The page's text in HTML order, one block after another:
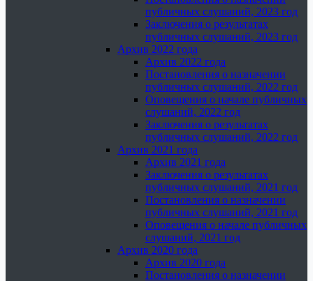
публичных слушаний, 2023 год
Заключения о результатах
публичных слушаний, 2023 год
Архив 2022 года
Архив 2022 года
Постановления о назначении
публичных слушаний, 2022 год
Оповещения о начале публичных
слушаний, 2022 год
Заключения о результатах
публичных слушаний, 2022 год
Архив 2021 года
Архив 2021 года
Заключения о результатах
публичных слушаний, 2021 год
Постановления о назначении
публичных слушаний, 2021 год
Оповещения о начале публичных
слушаний, 2021 год
Архив 2020 года
Архив 2020 года
Постановления о назначении